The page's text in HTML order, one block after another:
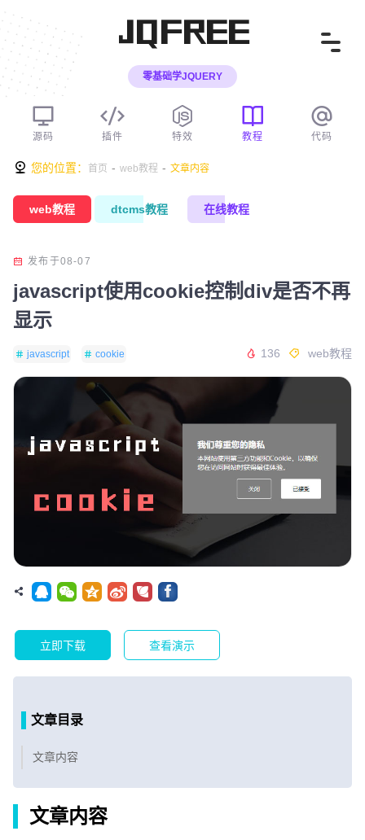
JQFREE
零基础学JQUERY
源码 插件 特效 教程 代码
您的位置： 首页 - web教程 - 文章内容
web教程 dtcms教程 在线教程
发布于08-07
javascript使用cookie控制div是否不再
显示
javascript cookie 136 web教程
立即下载 查看演示
文章目录
文章内容
文章内容